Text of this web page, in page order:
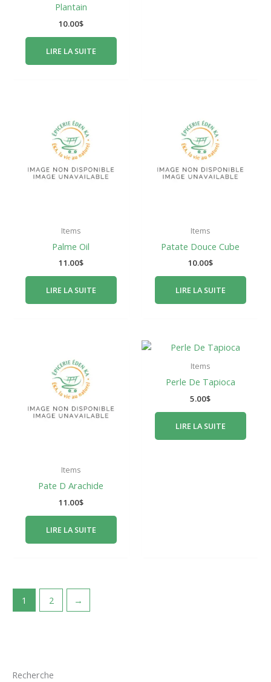
Recherche
Plantain
10.00$
LIRE LA SUITE
Items
Palme Oil
11.00$
LIRE LA SUITE
Items
Patate Douce Cube
10.00$
LIRE LA SUITE
Items
Pate D Arachide
11.00$
LIRE LA SUITE
Items
Perle De Tapioca
5.00$
LIRE LA SUITE
1 2 →